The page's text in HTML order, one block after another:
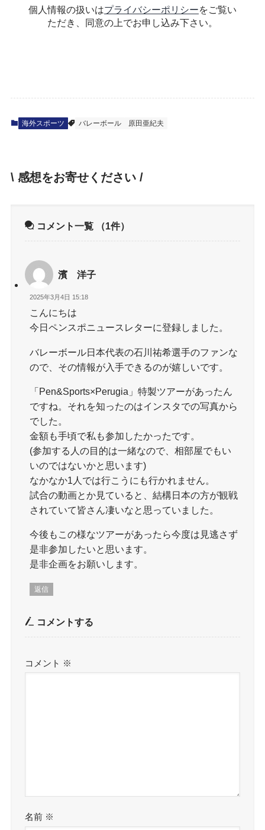
個人情報の扱いはプライバシーポリシーをご覧い
ただき、同意の上でお申し込み下さい。
海外スポーツ バレーボール 原田亜紀夫
\ 感想をお寄せください /
コメント一覧 （1件）
濱 洋子
2025年3月4日 15:18
こんにちは
今日ペンスポニュースレターに登録しました。
バレーボール日本代表の石川祐希選手のファンな
ので、その情報が入手できるのが嬉しいです。
「Pen&Sports×Perugia」特製ツアーがあったん
ですね。それを知ったのはインスタでの写真から
でした。
金額も手頃で私も参加したかったです。
(参加する人の目的は一緒なので、相部屋でもい
いのではないかと思います)
なかなか1人では行こうにも行かれません。
試合の動画とか見ていると、結構日本の方が観戦
されていて皆さん凄いなと思っていました。
今後もこの様なツアーがあったら今度は見逃さず
是非参加したいと思います。
是非企画をお願いします。
返信
コメントする
コメント ※
名前 ※